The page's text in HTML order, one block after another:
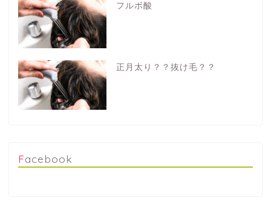
フルボ酸
正月太り？？抜け毛？？
Facebook